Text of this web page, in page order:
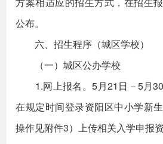
公布。
六、招生程序（城区学校）
（一）城区公办学校
1.网上报名。5月21日－5月30
在规定时间登录资阳区中小学新
操作见附件3）上传相关入学申报